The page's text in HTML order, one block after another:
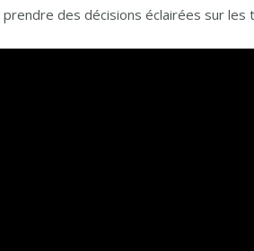
des décisions éclairées sur les